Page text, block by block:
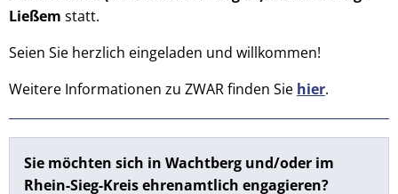
Ließem statt.
Seien Sie herzlich eingeladen und willkommen!
Weitere Informationen zu ZWAR finden Sie hier.
Sie möchten sich in Wachtberg und/oder im
Rhein-Sieg-Kreisehrenamtlich engagieren?